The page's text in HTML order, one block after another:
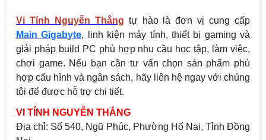
Vi Tính Nguyễn Thắng tự hào là đơn vị cung cấp
Main Gigabyte, linh kiện máy tính, thiết bị gaming và
giải pháp build PC phù hợp nhu cầu học tập, làm việc,
chơi game. Nếu bạn cần tư vấn chọn sản phẩm phù
hợp cấu hình và ngân sách, hãy liên hệ ngay với chúng
tôi để được hỗ trợ chi tiết.
VI TÍNH NGUYỄN THẮNG
Địa chỉ: Số 540, Ngũ Phúc, Phường Hố Nai, Tỉnh Đồng